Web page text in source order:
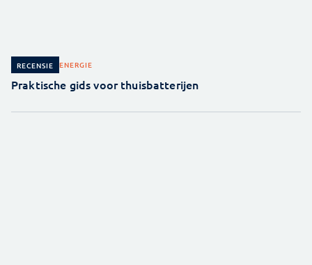
RECENSIE ENERGIE
Praktische gids voor thuisbatterijen